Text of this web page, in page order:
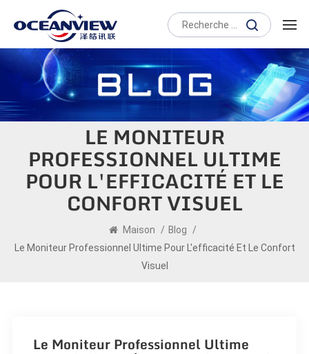
LE MONITEUR
PROFESSIONNEL ULTIME
POUR L'EFFICACITÉ ET LE
CONFORT VISUEL
Maison / Blog
/
Le Moniteur Professionnel Ultime Pour L'efficacité Et Le Confort
Visuel
Le Moniteur Professionnel Ultime